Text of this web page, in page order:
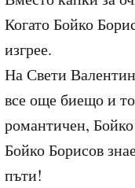
Когато Бойко
изгрее.
На Свети
все още биещо и
романтичен,
Бойко Борисов
пъти!